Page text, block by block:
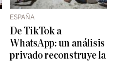
ESPAÑA
De TikTok a
WhatsApp: un análisis
privado reconstruye la